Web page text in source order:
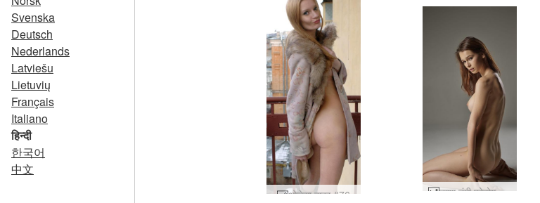
Svenska
Deutsch
Nederlands
Latviešu
Lietuvių
Français
Italiano
हिन्दी
한국어
中文
ओलेसा बाहर #76 ताशा नंगी फोटोग्राफी #34